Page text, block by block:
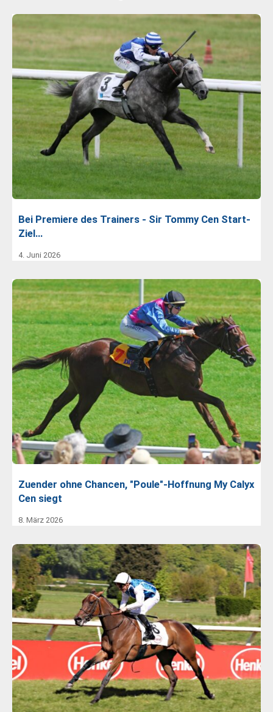
Bei Premiere des Trainers - Sir Tommy Cen Start-
Ziel…
4. Juni 2026
Zuender ohne Chancen, "Poule"-Hoffnung My Calyx
Cen siegt
8. März 2026